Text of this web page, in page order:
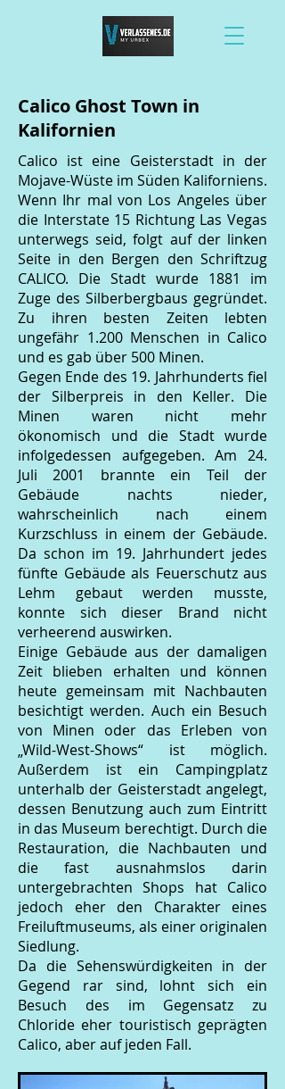
Calico Ghost Town in
Kalifornien
Calico ist eine Geisterstadt in der
Mojave-Wüste im Süden Kaliforniens.
Wenn Ihr mal von Los Angeles über
die Interstate 15 Richtung Las Vegas
unterwegs seid, folgt auf der linken
Seite in den Bergen den Schriftzug
CALICO. Die Stadt wurde 1881 im
Zuge des Silberbergbaus gegründet.
Zu ihren besten Zeiten lebten
ungefähr 1.200 Menschen in Calico
und es gab über 500 Minen.
Gegen Ende des 19. Jahrhunderts fiel
der Silberpreis in den Keller. Die
Minen waren nicht mehr
ökonomisch und die Stadt wurde
infolgedessen aufgegeben. Am 24.
Juli 2001 brannte ein Teil der
Gebäude nachts nieder,
wahrscheinlich nach einem
Kurzschluss in einem der Gebäude.
Da schon im 19. Jahrhundert jedes
fünfte Gebäude als Feuerschutz aus
Lehm gebaut werden musste,
konnte sich dieser Brand nicht
verheerend auswirken.
Einige Gebäude aus der damaligen
Zeit blieben erhalten und können
heute gemeinsam mit Nachbauten
besichtigt werden. Auch ein Besuch
von Minen oder das Erleben von
„Wild-West-Shows“ ist möglich.
Außerdem ist ein Campingplatz
unterhalb der Geisterstadt angelegt,
dessen Benutzung auch zum Eintritt
in das Museum berechtigt. Durch die
Restauration, die Nachbauten und
die fast ausnahmslos darin
untergebrachten Shops hat Calico
jedoch eher den Charakter eines
Freiluftmuseums, als einer originalen
Siedlung.
Da die Sehenswürdigkeiten in der
Gegend rar sind, lohnt sich ein
Besuch des im Gegensatz zu
Chloride eher touristisch geprägten
Calico, aber auf jeden Fall.